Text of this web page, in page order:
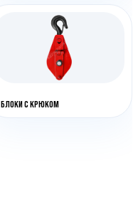
БЛОКИ С КРЮКОМ